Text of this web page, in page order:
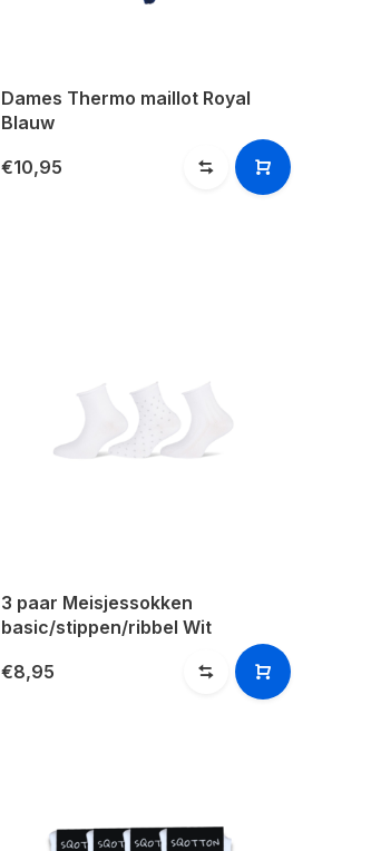
Dames Thermo maillot Royal
Blauw
€10,95
3 paar Meisjessokken
basic/stippen/ribbel Wit
€8,95